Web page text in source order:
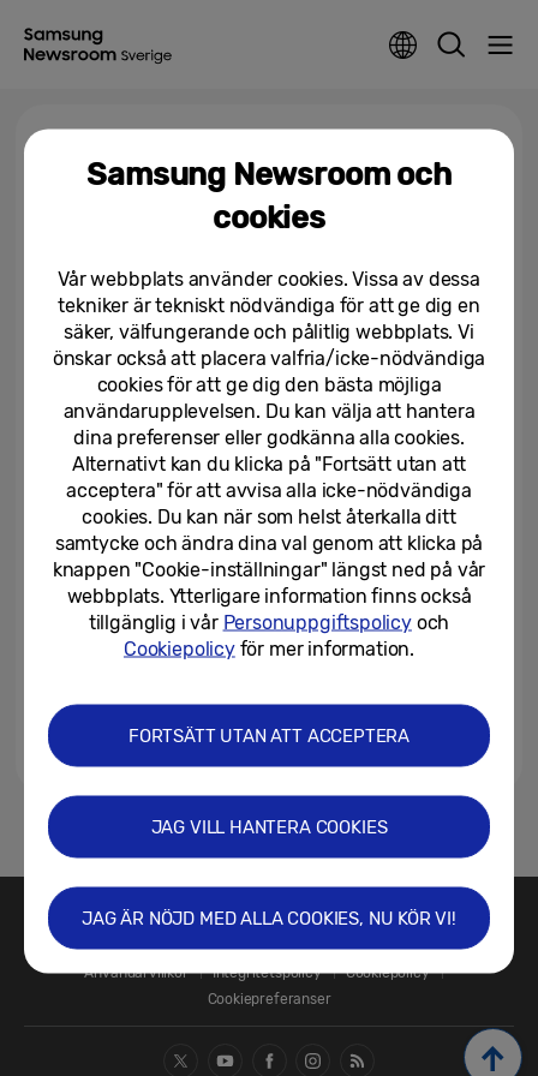
Paris 2024: Galaxy Z Flip6
varje idrottare i Paris 2024 för...
23/07/2024
1
Kontakta oss
SAMSUNG.SE
Användarvillkor
Integritetspolicy
Cookiepolicy
Cookiepreferanser
Samsung Newsroom och
cookies
Vår webbplats använder cookies. Vissa av dessa
tekniker är tekniskt nödvändiga för att ge dig en
säker, välfungerande och pålitlig webbplats. Vi
önskar också att placera valfria/icke-nödvändiga
cookies för att ge dig den bästa möjliga
användarupplevelsen. Du kan välja att hantera
dina preferenser eller godkänna alla cookies.
Alternativt kan du klicka på "Fortsätt utan att
acceptera" för att avvisa alla icke-nödvändiga
cookies. Du kan när som helst återkalla ditt
samtycke och ändra dina val genom att klicka på
knappen "Cookie-inställningar" längst ned på vår
webbplats. Ytterligare information finns också
tillgänglig i vår Personuppgiftspolicyoch
Cookiepolicyför mer information.
FORTSÄTT UTAN ATT ACCEPTERA
JAG VILL HANTERA COOKIES
JAG ÄR NÖJD MED ALLA COOKIES, NU KÖR VI!